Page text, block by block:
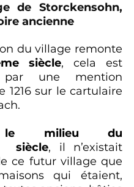
de Storckensohn,
ancienne
du village remonte
siècle, cela est
par une mention
1216 sur le cartulaire
le milieu du
siècle, il n’existait
ce futur village que
qui étaient,